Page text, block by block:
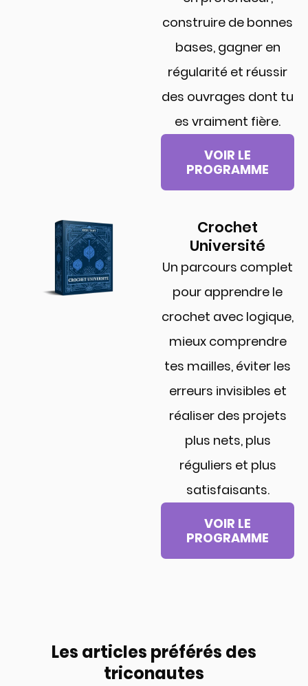
construire de bonnes
bases, gagner en
régularité et réussir
des ouvrages dont tu
es vraiment fière.
VOIR LE
PROGRAMME
Crochet
Université
Un parcours complet
pour apprendre le
crochet avec logique,
mieux comprendre
tes mailles, éviter les
erreurs invisibles et
réaliser des projets
plus nets, plus
réguliers et plus
satisfaisants.
VOIR LE
PROGRAMME
Les articles préférés des
triconautes